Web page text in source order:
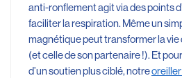
anti-ronflement agit via des points
faciliter la respiration. Même un
magnétique peut transformer la vie
(et celle de son partenaire !). Et
d’un soutien plus ciblé, notre